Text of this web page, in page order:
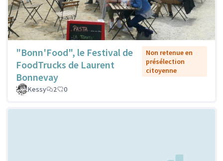
"Bonn'Food", le Festival de
FoodTrucks de Laurent
Bonnevay
Non retenue en
présélection
citoyenne
Kessy 2 0